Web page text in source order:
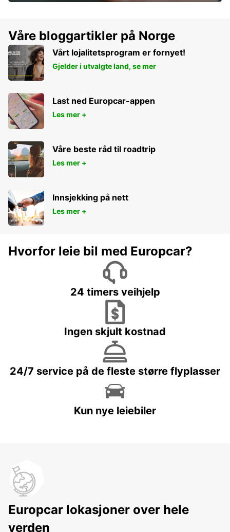
Våre bloggartikler på Norge
Vårt lojalitetsprogram er fornyet!
Gjelder i utvalgte land, se mer
Last ned Europcar-appen
Les mer +
Våre beste råd til roadtrip
Les mer +
Innsjekking på nett
Les mer +
Hvorfor leie bil med Europcar?
24 timers veihjelp
Ingen skjult kostnad
24/7 service på de fleste større flyplasser
Kun nye leiebiler
Europcar lokasjoner over hele
verden